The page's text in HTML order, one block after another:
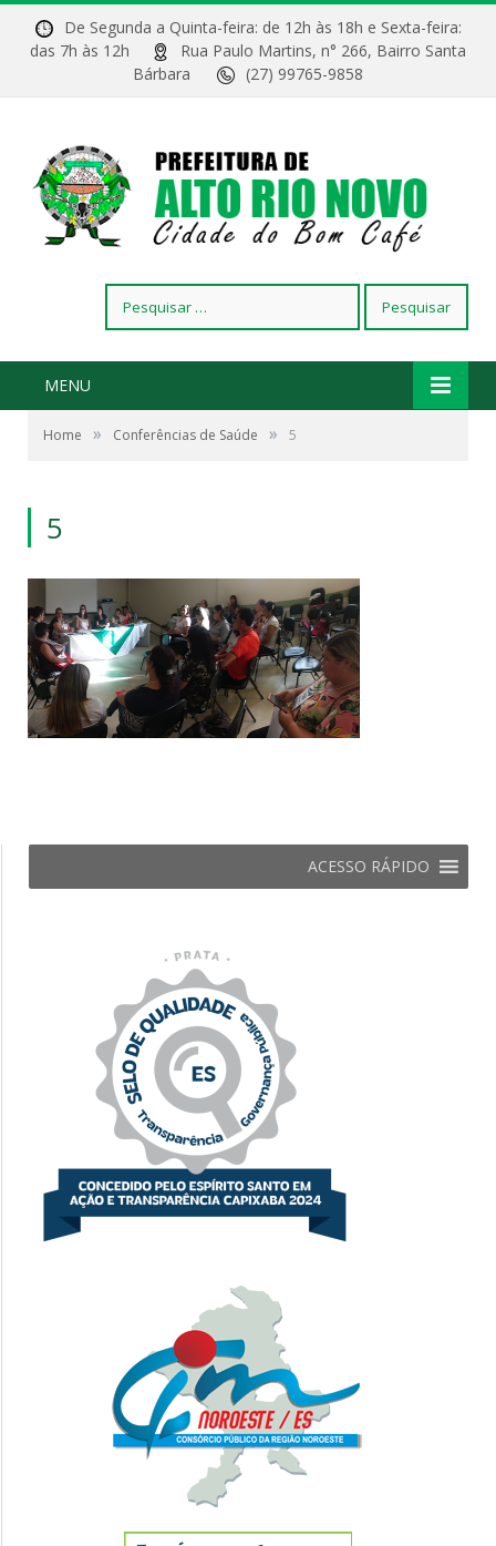
De Segunda a Quinta-feira: de 12h às 18h e Sexta-feira:
das 7h às 12h
Rua Paulo Martins, n° 266, Bairro Santa
Bárbara
(27) 99765-9858
por:
MENU
Home » Conferências de Saúde » 5
5
ACESSO RÁPIDO